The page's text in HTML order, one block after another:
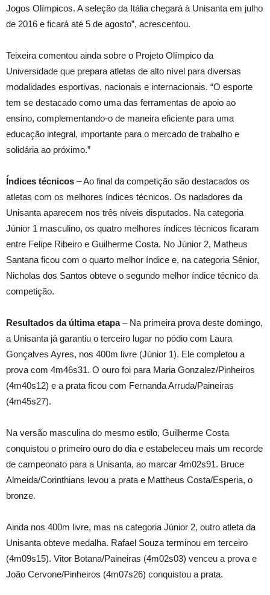
Jogos Olímpicos. A seleção da Itália chegará à Unisanta em julho
de 2016 e ficará até 5 de agosto”, acrescentou.
Teixeira comentou ainda sobre o Projeto Olímpico da
Universidade que prepara atletas de alto nível para diversas
modalidades esportivas, nacionais e internacionais. “O esporte
tem se destacado como uma das ferramentas de apoio ao
ensino, complementando-o de maneira eficiente para uma
educação integral, importante para o mercado de trabalho e
solidária ao próximo.”
Índices técnicos – Ao final da competição são destacados os
atletas com os melhores índices técnicos. Os nadadores da
Unisanta aparecem nos três níveis disputados. Na categoria
Júnior 1 masculino, os quatro melhores índices técnicos ficaram
entre Felipe Ribeiro e Guilherme Costa. No Júnior 2, Matheus
Santana ficou com o quarto melhor índice e, na categoria Sênior,
Nicholas dos Santos obteve o segundo melhor índice técnico da
competição.
Resultados da última etapa– Na primeira prova deste domingo,
a Unisanta já garantiu o terceiro lugar no pódio com Laura
Gonçalves Ayres, nos 400m livre (Júnior 1). Ele completou a
prova com 4m46s31. O ouro foi para Maria Gonzalez/Pinheiros
(4m40s12) e a prata ficou com Fernanda Arruda/Paineiras
(4m45s27).
Na versão masculina do mesmo estilo, Guilherme Costa
conquistou o primeiro ouro do dia e estabeleceu mais um recorde
de campeonato para a Unisanta, ao marcar 4m02s91. Bruce
Almeida/Corinthians levou a prata e Mattheus Costa/Esperia, o
bronze.
Ainda nos 400m livre, mas na categoria Júnior 2, outro atleta da
Unisanta obteve medalha. Rafael Souza terminou em terceiro
(4m09s15). Vitor Botana/Paineiras (4m02s03) venceu a prova e
João Cervone/Pinheiros (4m07s26) conquistou a prata.